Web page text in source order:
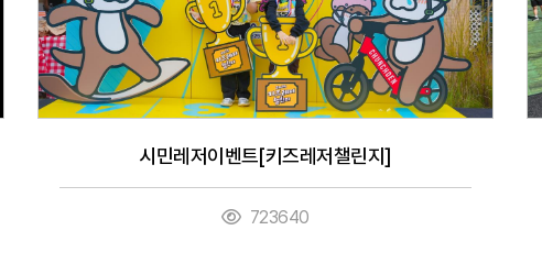
시민레저이벤트[키즈레저챌린지]
723640